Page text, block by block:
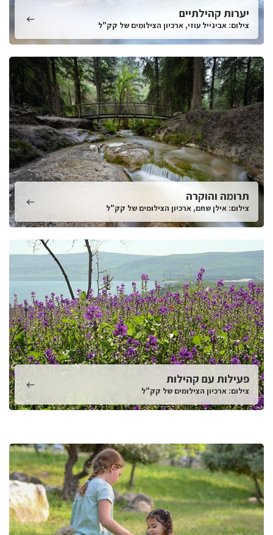
יערות קהילתיים
צילום: אביגייל עוזי, ארכיון הצילומים של קק"ל
תרומה והוקרה
צילום: אילן שחם, ארכיון הצילומים של קק"ל
פעילות עם קהילות
צילום: ארכיון הצילומים של קק"ל